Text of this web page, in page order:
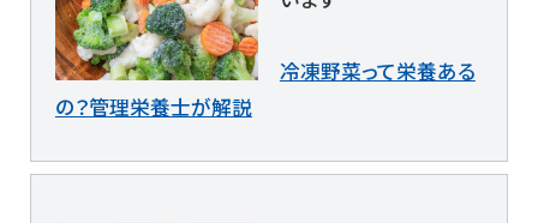
冷凍野菜って栄養ある
の？管理栄養士が解説